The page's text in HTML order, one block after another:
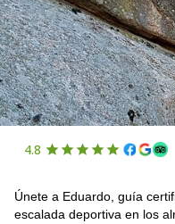
4.8
Únete a Eduardo, guía
escalada deportiva en los